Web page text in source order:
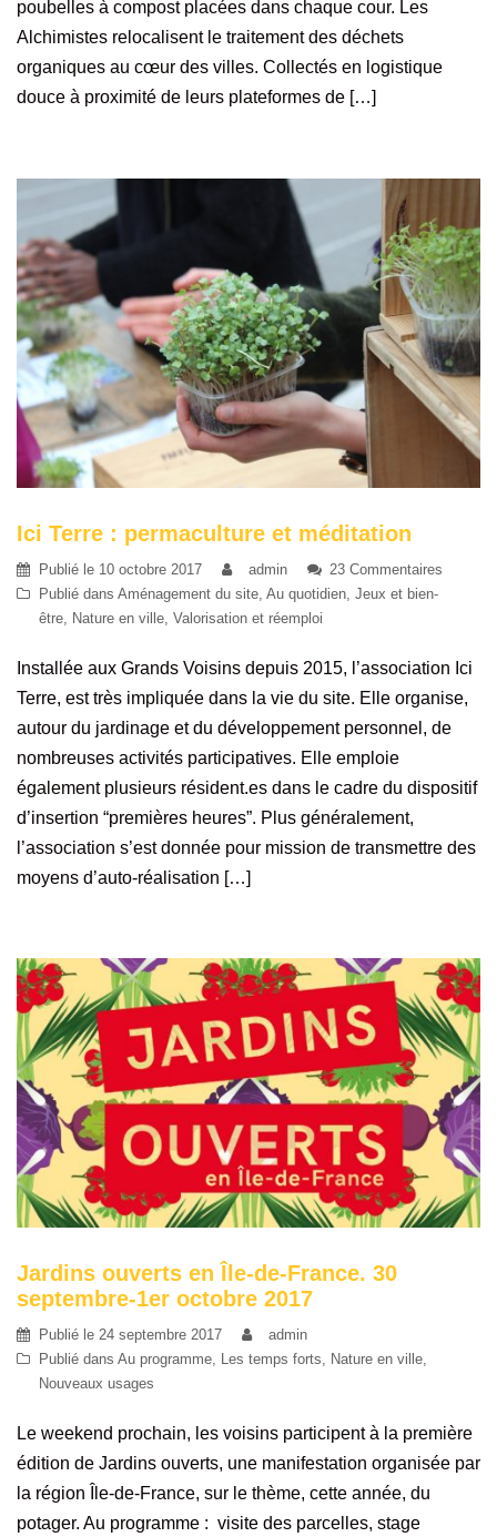
poubelles à compost placées dans chaque cour. Les
Alchimistes relocalisent le traitement des déchets
organiques au cœur des villes. Collectés en logistique
douce à proximité de leurs plateformes de […]
Ici Terre : permaculture et méditation
Publié le 10 octobre 2017 admin
23 Commentaires
Publié dans Aménagement du site Au quotidien Jeux et bien-
être Nature en ville Valorisation et réemploi
Installée aux Grands Voisins depuis 2015, l’association Ici
Terre, est très impliquée dans la vie du site. Elle organise,
autour du jardinage et du développement personnel, de
nombreuses activités participatives. Elle emploie
également plusieurs résident.es dans le cadre du dispositif
d’insertion “premières heures”. Plus généralement,
l’association s’est donnée pour mission de transmettre des
moyens d’auto-réalisation […]
Jardins ouverts en Île-de-France. 30
septembre-1er octobre 2017
Publié le 24 septembre 2017
admin
Publié dans Au programme Les temps forts Nature en ville
Nouveaux usages
Le weekend prochain, les voisins participent à la première
édition de Jardins ouverts, une manifestation organisée par
la région Île-de-France, sur le thème, cette année, du
potager. Au programme : visite des parcelles, stage